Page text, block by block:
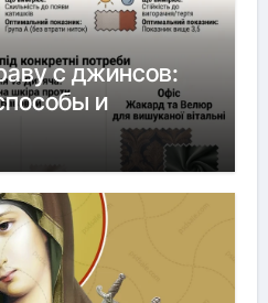
с джинсов:
и